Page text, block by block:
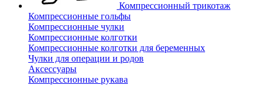
Компрессионный трикотаж
Компрессионные гольфы
Компрессионные чулки
Компрессионные колготки
Компрессионные колготки для беременных
Чулки для операции и родов
Аксессуары
Компрессионные рукава